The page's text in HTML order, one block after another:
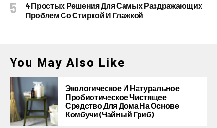
4 Простых Решения Для Самых Раздражающих
Проблем Со Стиркой И Глажкой
You May Also Like
Экологическое И Натуральное
Пробиотическое Чистящее
Средство Для Дома На Основе
Комбучи (чайный Гриб)